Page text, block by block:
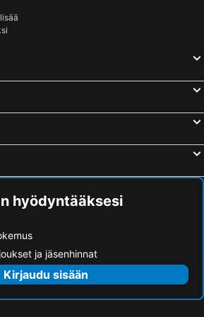
hyödyntääksesi
ja jäsenhinnat
Kirjaudu sisään